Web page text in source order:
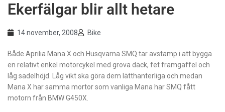
Ekerfälgar blir allt hetare
14 november, 2008 Bike
Både Aprilia Mana X och Husqvarna SMQ tar avstamp i att bygga
en relativt enkel motorcykel med grova däck, fet framgaffel och
låg sadelhöjd. Låg vikt ska göra dem lätthanterliga och medan
Mana X har samma mortor som vanliga Mana har SMQ fått
motorn från BMW G450X.